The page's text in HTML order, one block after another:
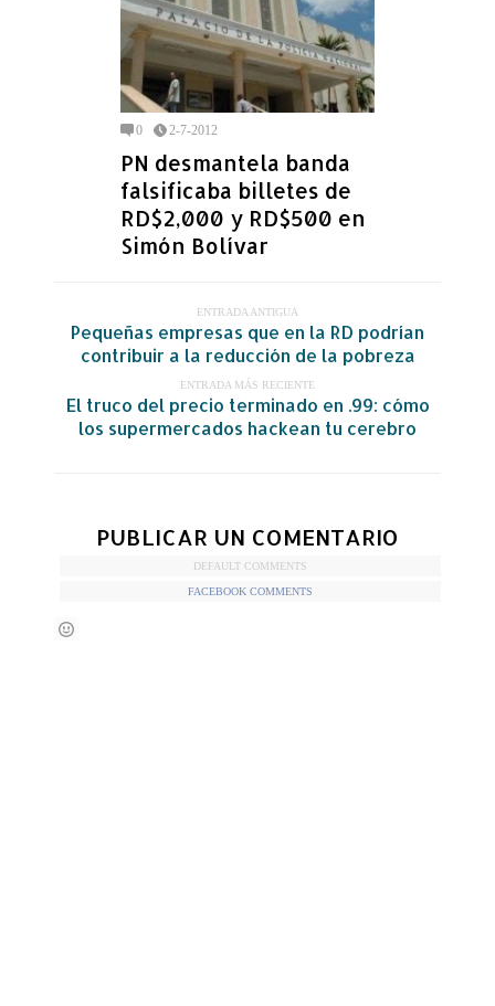
0 2-7-2012
PN desmantela banda
falsificaba billetes de
RD$2,000 y RD$500 en
Simón Bolívar
ENTRADA ANTIGUA
Pequeñas empresas que en la RD podrían
contribuir a la reducción de la pobreza
ENTRADA MÁS RECIENTE
El truco del precio terminado en .99: cómo
los supermercados hackean tu cerebro
PUBLICAR UN COMENTARIO
DEFAULT COMMENTS
FACEBOOK COMMENTS